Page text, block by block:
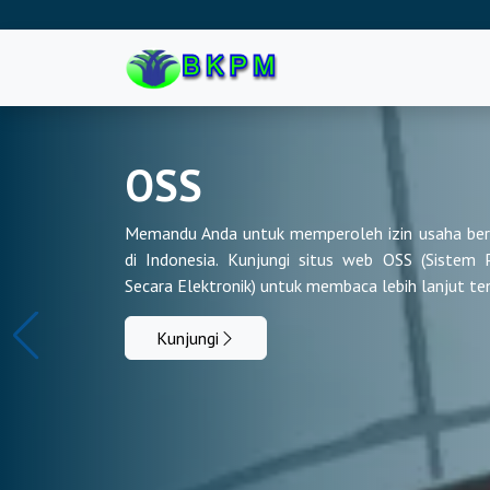
OSS
Memandu Anda untuk memperoleh izin usaha
di Indonesia. Kunjungi situs web OSS (Sistem
Secara Elektronik) untuk membaca lebih lanjut
Kunjungi
https://
https://
https://
https://